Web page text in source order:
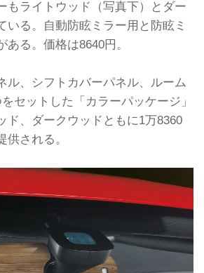
もライトウッド（写真下）とダー
いる。自動防眩ミラー用と防眩ミ
る。価格は8640円。
ル、シフトカバーパネル、ルーム
セットした「カラーパッケージ」
ド、ダークウッドともに1万8360
供される。